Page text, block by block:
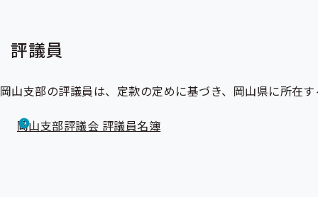
評議員
岡山支部の評議員は、定款の定めに基づき、岡山県に所在
岡山支部評議会 評議員名簿